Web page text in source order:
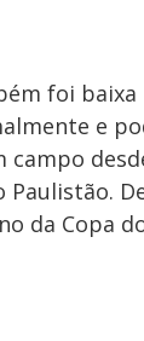
foi
e
campo
Paulistão.
da Copa